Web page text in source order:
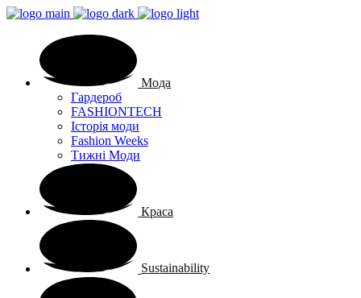
Мода
Гардероб
FASHIONTECH
Історія моди
Fashion Weeks
Тижні Моди
Краса
Sustainability